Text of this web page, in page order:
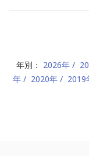
年別： 2026年
年
2020年 2019